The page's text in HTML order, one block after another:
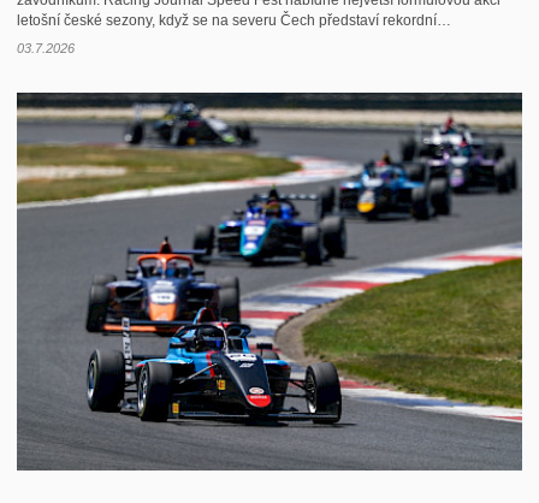
letošní české sezony, když se na severu Čech představí rekordní…
03.7.2026